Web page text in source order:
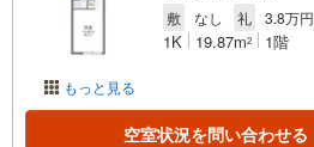
もっと見る
敷
なし 礼 3.8万円
1K 19.87m2 1階
空室状況を問い合わせる